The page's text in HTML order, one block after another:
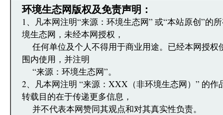
文章跟帖管理员反映。
环境生态网版权及免责声明：
1、凡本网注明“来源：环境生态网” 或“本站原创”的
境生态网，未经本网授权，
任何单位及个人不得用于商业用途。已经本网授权
围内使用，并注明
“来源：环境生态网”。
2、凡本网注明 “来源：XXX（非环境生态网）” 的作
转载目的在于传递更多信息，
并不代表本网赞同其观点和对其真实性负责。